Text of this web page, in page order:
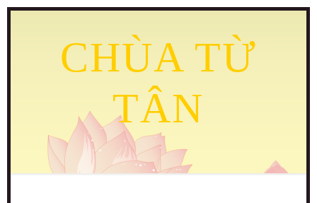
CHÙA TỪ
TÂN